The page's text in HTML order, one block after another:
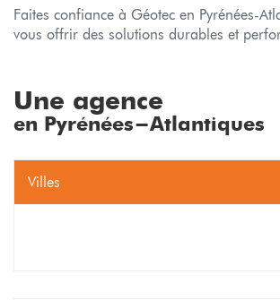
Faites confiance à Géotec en Pyrénées-
vous offrir des solutions durables et
Une agence
en Pyrénées-Atlantiques
Villes